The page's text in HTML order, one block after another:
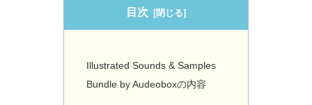
目次
Illustrated Sounds & Samples
Bundle by Audeoboxの内容